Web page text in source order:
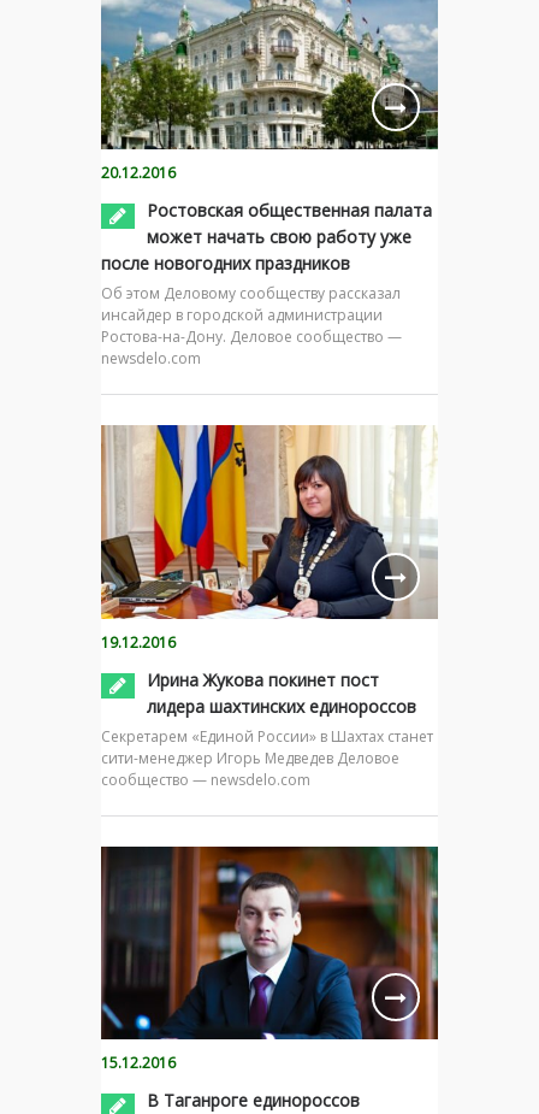
20.12.2016
Ростовская общественная палата
может начать свою работу уже
после новогодних праздников
Об этом Деловому сообществу рассказал
инсайдер в городской администрации
Ростова-на-Дону. Деловое сообщество —
newsdelo.com
19.12.2016
Ирина Жукова покинет пост
лидера шахтинских единороссов
Секретарем «Единой России» в Шахтах станет
сити-менеджер Игорь Медведев Деловое
сообщество — newsdelo.com
15.12.2016
В Таганроге единороссов